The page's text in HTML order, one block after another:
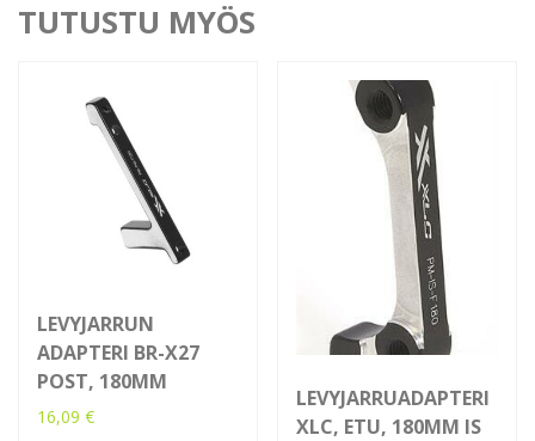
TUTUSTU MYÖS
LEVYJARRUN
ADAPTERI BR-X27
POST, 180MM
16,09 €
LEVYJARRUADAPTERI
XLC, ETU, 180MM IS